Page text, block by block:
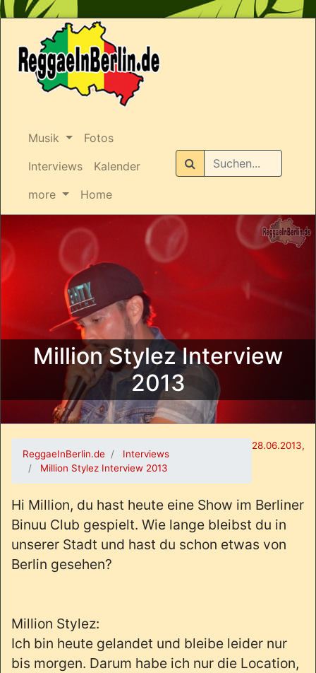
Musik
Fotos
Interviews
Kalender
more
Home
Suchen
Million Stylez Interview
2013
28.06.2013,
ReggaeInBerlin.de
Interviews
Million Stylez Interview 2013
Hi Million, du hast heute eine Show im Berliner
Binuu Club gespielt. Wie lange bleibst du in
unserer Stadt und hast du schon etwas von
Berlin gesehen?
Million Stylez:
Ich bin heute gelandet und bleibe leider nur
bis morgen. Darum habe ich nur die Location,